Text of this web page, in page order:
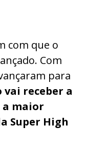
com que o
Com
para
vai receber a
a maior
Super High